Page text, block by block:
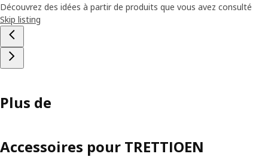
Découvrez des idées à partir de produits que vous avez consulté
Skip listing
Plus de
Accessoires pour TRETTIOEN